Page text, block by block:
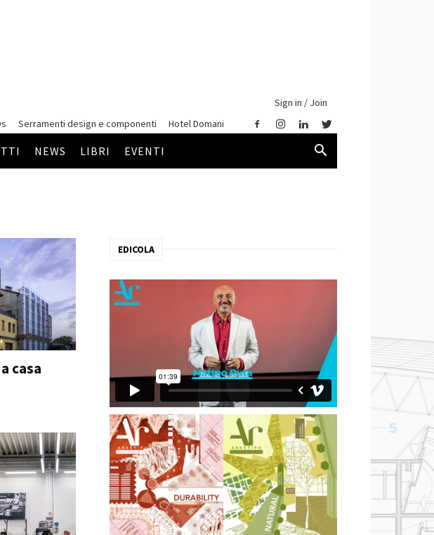
Sign in / Join
Serramenti design e componenti Hotel Domani
NEWS LIBRI EVENTI
casa
EDICOLA